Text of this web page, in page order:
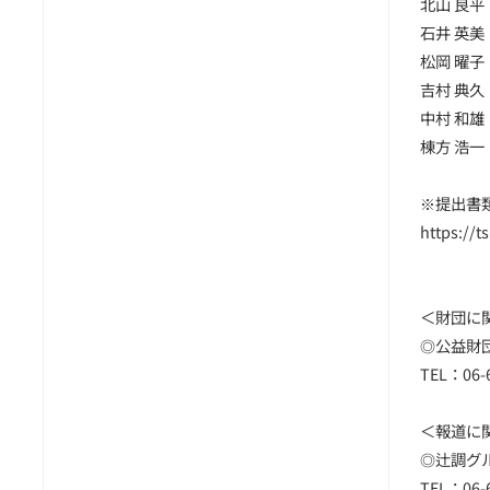
石井 英美
松岡 曜
吉村 典
中村 和
棟方 浩
※提出書
https://
＜財団に
◎公益財
TEL：
＜報道に
◎辻調グ